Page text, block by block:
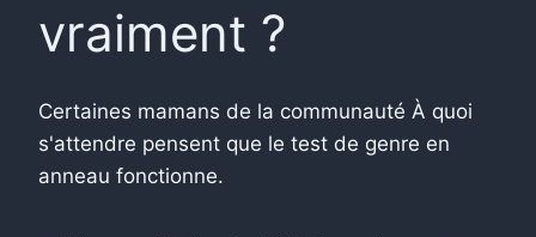
vraiment ?
Certaines mamans de la communauté À quoi
s'attendre pensent que le test de genre en
anneau fonctionne.